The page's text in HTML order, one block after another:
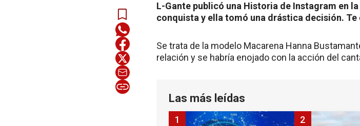
L-Gante publicó una Historia de Instagram en
conquista y ella tomó una drástica decisión. Te
Se trata de la modelo Macarena Hanna
relación y se habría enojado con la acción del
Las más leídas
1 2